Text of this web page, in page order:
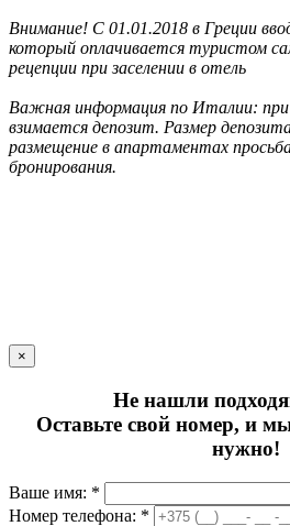
Внимание! С 01.01.2018 в Греции
который оплачивается туристом
рецепции при заселении в отель
Важная информация по Италии:
взимается депозит. Размер
размещение в апартаментах
бронирования.
×
Не нашли
Оставьте свой номер, и
нужно!
Ваше имя: *
Номер телефона: *